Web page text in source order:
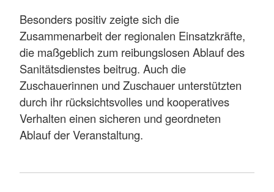
Besonders positiv zeigte sich die
Zusammenarbeit der regionalen Einsatzkräfte,
die maßgeblich zum reibungslosen Ablauf des
Sanitätsdienstes beitrug. Auch die
Zuschauerinnen und Zuschauer unterstützten
durch ihr rücksichtsvolles und kooperatives
Verhalten einen sicheren und geordneten
Ablauf der Veranstaltung.